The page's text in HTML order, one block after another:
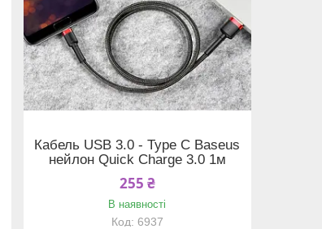
Кабель USB 3.0 - Type C Baseus
нейлон Quick Charge 3.0 1м
255 ₴
В наявності
6937